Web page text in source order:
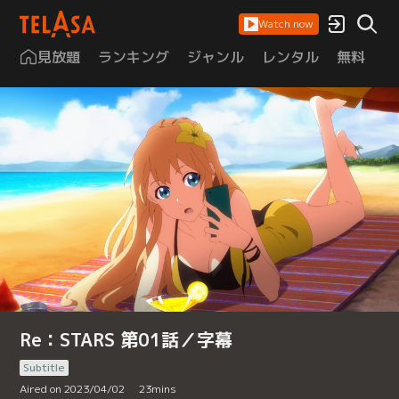
Watch now
見放題 ランキング ジャンル レンタル 無料
Re：STARS 第01話／字幕
Subtitle
Aired on 2023/04/02
23mins